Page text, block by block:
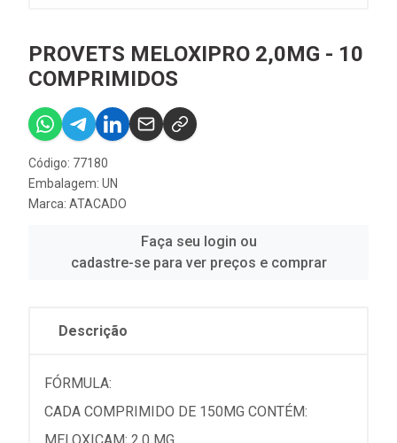
PROVETS MELOXIPRO 2,0MG - 10
COMPRIMIDOS
Código: 77180
Embalagem: UN
Marca: ATACADO
Faça seu login ou
cadastre-se para ver preços e comprar
Descrição
FÓRMULA:
CADA COMPRIMIDO DE 150MG CONTÉM: